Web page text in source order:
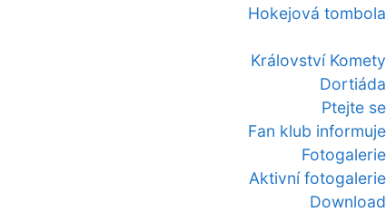
Hokejová tombola
Království Komety
Dortiáda
Ptejte se
Fan klub informuje
Fotogalerie
Aktivní fotogalerie
Download